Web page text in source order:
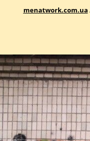
menatwork.com.ua